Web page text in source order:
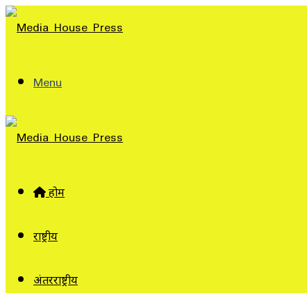
Menu
होम
राष्ट्रीय
अंतरराष्ट्रीय